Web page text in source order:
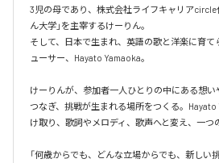
3児の母であり、株式会社ライフキャリアcircle
ん大学」を主宰するけーりん。
そして、日本で生まれ、英語の歌と洋楽に育
ューサー、Hayato Yamaoka。
けーりんが、参加者一人ひとりの中にある想
つなぎ、挑戦が生まれる場所をつくる。
け取り、歌詞やメロディ、歌声へと変え、一つ
「何歳からでも、どんな立場からでも、新しい